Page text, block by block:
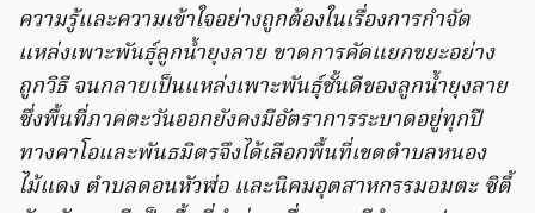
ความรู้และความเข้าใจอย่างถูกต้องในเรื่องการกำจัด
แหล่งเพาะพันธุ์ลูกน้ำยุงลาย ขาดการคัดแยกขยะอย่าง
ถูกวิธี จนกลายเป็นแหล่งเพาะพันธุ์ชั้นดีของลูกน้ำยุงลาย
ซึ่งพื้นที่ภาคตะวันออกยังคงมีอัตราการระบาดอยู่ทุกปี
ทางคาโอและพันธมิตรจึงได้เลือกพื้นที่เขตตำบลหนอง
ไม้แดง ตำบลดอนหัวฬ่อ และนิคมอุตสาหกรรมอมตะ ซิตี้